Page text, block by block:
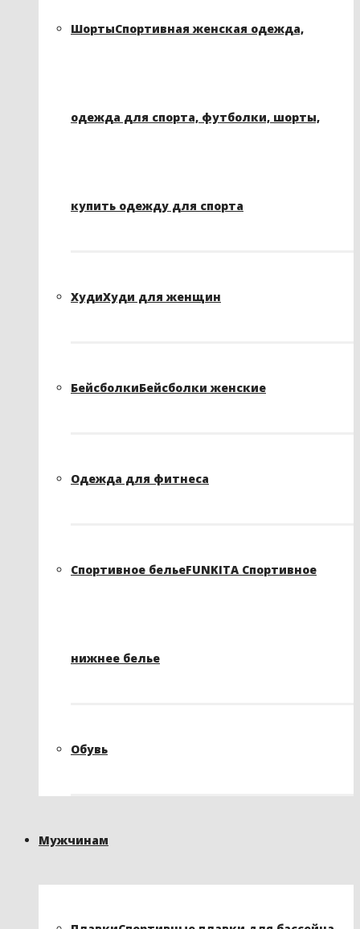
ШортыСпортивная женская одежда,
одежда для спорта, футболки, шорты,
купить одежду для спорта
ХудиХуди для женщин
БейсболкиБейсболки женские
Одежда для фитнеса
Спортивное бельеFUNKITA Спортивное
нижнее белье
Обувь
Мужчинам